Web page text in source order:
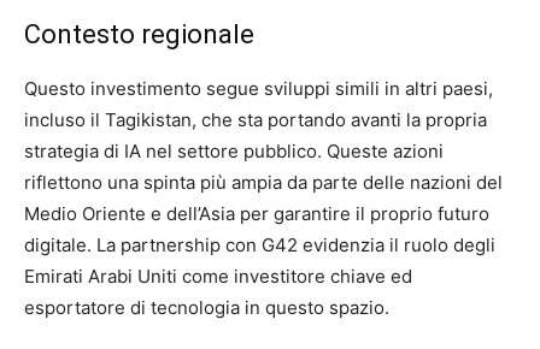
Contesto regionale
Questo investimento segue sviluppi simili in altri paesi,
incluso il Tagikistan, che sta portando avanti la propria
strategia di IA nel settore pubblico. Queste azioni
riflettono una spinta più ampia da parte delle nazioni del
Medio Oriente e dell’Asia per garantire il proprio futuro
digitale. La partnership con G42 evidenzia il ruolo degli
Emirati Arabi Uniti come investitore chiave ed
esportatore di tecnologia in questo spazio.